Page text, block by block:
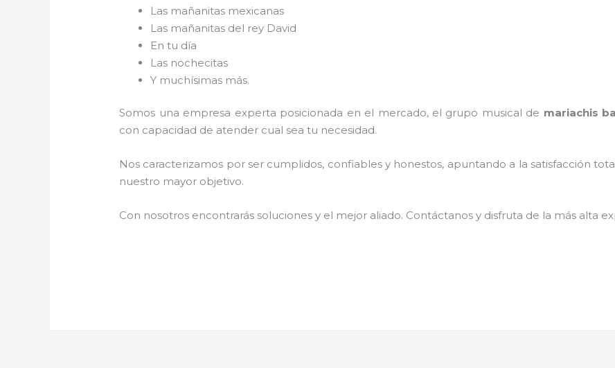
Las mañanitas mexicanas
Las mañanitas del rey David
En tu día
Las nochecitas
Y muchísimas más.
Somos una empresa experta posicionada en el mercado, el grupo musical de mariachis
con capacidad de atender cual sea tu necesidad.
Nos caracterizamos por ser cumplidos, confiables y honestos, apuntando a la satisfacción
nuestro mayor objetivo.
Con nosotros encontrarás soluciones y el mejor aliado. Contáctanos y disfruta de la más alta